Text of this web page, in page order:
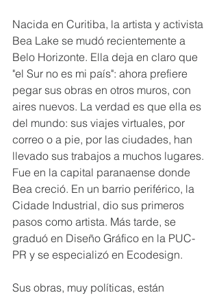
Nacida en Curitiba, la artista y activista
Bea Lake se mudó recientemente a
Belo Horizonte. Ella deja en claro que
"el Sur no es mi país": ahora prefiere
pegar sus obras en otros muros, con
aires nuevos. La verdad es que ella es
del mundo: sus viajes virtuales, por
correo o a pie, por las ciudades, han
llevado sus trabajos a muchos lugares.
Fue en la capital paranaense donde
Bea creció. En un barrio periférico, la
Cidade Industrial, dio sus primeros
pasos como artista. Más tarde, se
graduó en Diseño Gráfico en la PUC-
PR y se especializó en Ecodesign.
Sus obras, muy políticas, están